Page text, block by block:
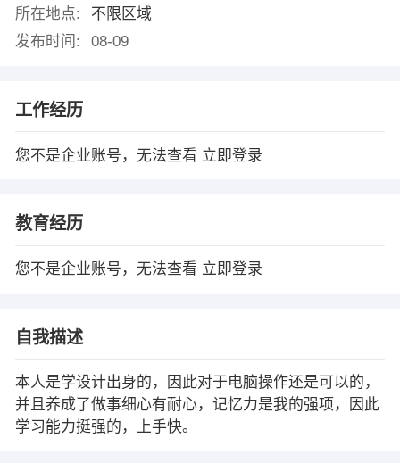
所在地点:
不限区域
发布时间:
08-09
工作经历
您不是企业账号，无法查看 立即登录
教育经历
您不是企业账号，无法查看 立即登录
自我描述
本人是学设计出身的，因此对于电脑操作还是可以的，
并且养成了做事细心有耐心，记忆力是我的强项，因此
学习能力挺强的，上手快。